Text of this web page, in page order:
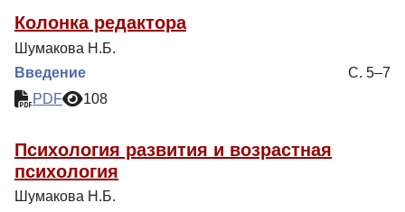
Подписка
Контакты
Колонка редактора
Шумакова Н.Б.
Введение
С. 5–7
PDF
108
Психология развития и возрастная
психология
Шумакова Н.Б.